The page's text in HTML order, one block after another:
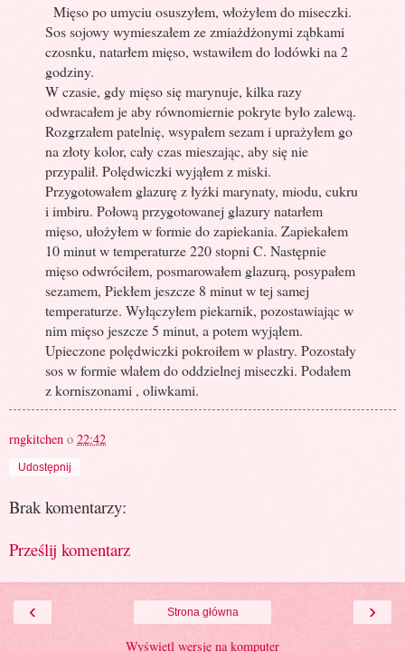
Mięso po umyciu osuszyłem, włożyłem do miseczki.
Sos sojowy wymieszałem ze zmiażdżonymi ząbkami
czosnku, natarłem mięso, wstawiłem do lodówki na 2
godziny.
W czasie, gdy mięso się marynuje, kilka razy
odwracałem je aby równomiernie pokryte było zalewą.
Rozgrzałem patelnię, wsypałem sezam i uprażyłem go
na złoty kolor, cały czas mieszając, aby się nie
przypalił. Polędwiczki wyjąłem z miski.
Przygotowałem glazurę z łyżki marynaty, miodu, cukru
i imbiru. Połową przygotowanej glazury natarłem
mięso, ułożyłem w formie do zapiekania. Zapiekałem
10 minut w temperaturze 220 stopni C. Następnie
mięso odwróciłem, posmarowałem glazurą, posypałem
sezamem, Piekłem jeszcze 8 minut w tej samej
temperaturze. Wyłączyłem piekarnik, pozostawiając w
nim mięso jeszcze 5 minut, a potem wyjąłem.
Upieczone polędwiczki pokroiłem w plastry. Pozostały
sos w formie wlałem do oddzielnej miseczki. Podałem
z korniszonami , oliwkami.
rngkitchen o 22:42
Udostępnij
Brak komentarzy:
Prześlij komentarz
‹ ›
Strona główna
Wyświetl wersję na komputer